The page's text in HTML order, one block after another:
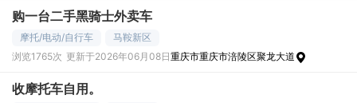
购一台二手黑骑士外卖车
摩托/电动/自行车
马鞍新区
浏览1765次 更新于2026年06月08日重庆市重庆市涪陵区聚龙大道
收摩托车自用。